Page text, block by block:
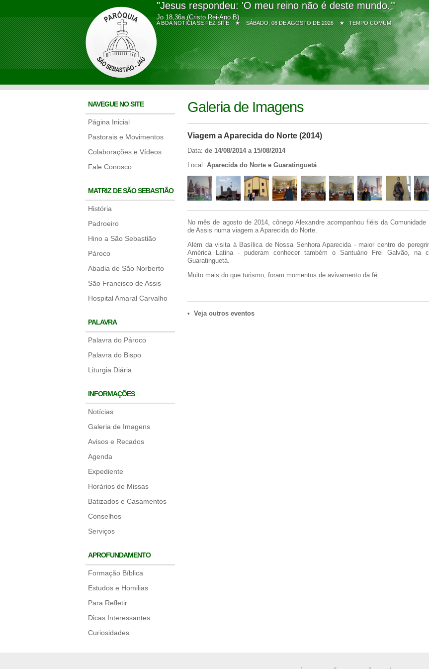
"Jesus respondeu: 'O meu reino não é deste mundo.'"
Jo 18,36a (Cristo Rei-Ano B)
A BOA NOTÍCIA SE FEZ SITE ★SÁBADO, 08 DE AGOSTO DE 2026 ★ TEMPO COMUM
NAVEGUE NO SITE
Página Inicial
Pastorais e Movimentos
Colaborações e Vídeos
Fale Conosco
MATRIZ DE SÃO SEBASTIÃO
História
Padroeiro
Hino a São Sebastião
Pároco
Abadia de São Norberto
São Francisco de Assis
Hospital Amaral Carvalho
PALAVRA
Palavra do Pároco
Palavra do Bispo
Liturgia Diária
INFORMAÇÕES
Notícias
Galeria de Imagens
Avisos e Recados
Agenda
Expediente
Horários de Missas
Batizados e Casamentos
Conselhos
Serviços
APROFUNDAMENTO
Formação Bíblica
Estudos e Homilias
Para Refletir
Dicas Interessantes
Curiosidades
Galeria de Imagens
Viagem a Aparecida do Norte (2014)
Data: de 14/08/2014 a 15/08/2014
Local: Aparecida do Norte e Guaratinguetá
No mês de agosto de 2014, cônego Alexandre acompanhou fiéis da
de Assis numa viagem a Aparecida do Norte.
Além da visita à Basílica de Nossa Senhora Aparecida - maior centro de
América Latina - puderam conhecer também o Santuário Frei Galvão, na
Guaratinguetá.
Muito mais do que turismo, foram momentos de avivamento da fé.
• Veja outros eventos